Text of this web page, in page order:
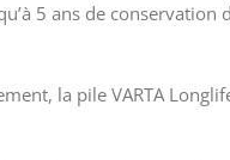
5 ans de conservation
la pile VARTA